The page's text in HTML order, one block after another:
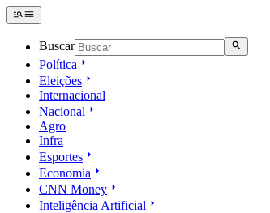
Buscar
Política
Eleições
Internacional
Nacional
Agro
Infra
Esportes
Economia
CNN Money
Inteligência Artificial